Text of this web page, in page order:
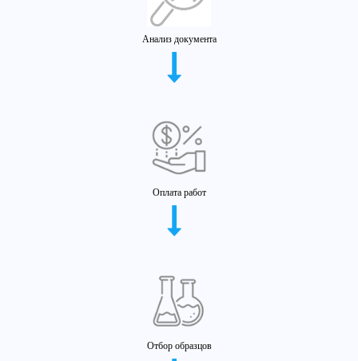
Анализ документа
Оплата работ
Отбор образцов